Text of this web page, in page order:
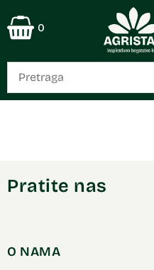
0
Pratite nas
O NAMA